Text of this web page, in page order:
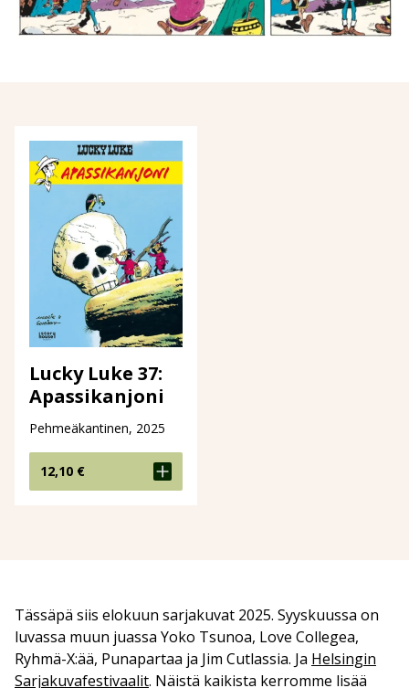
Lucky Luke 37:
Apassikanjoni
Pehmeäkantinen, 2025
12,10 €
Tässäpä siis elokuun sarjakuvat 2025. Syyskuussa on
luvassa muun juassa Yoko Tsunoa, Love Collegea,
Ryhmä-X:ää, Punapartaa ja Jim Cutlassia. Ja Helsingin
Sarjakuvafestivaalit. Näistä kaikista kerromme lisää